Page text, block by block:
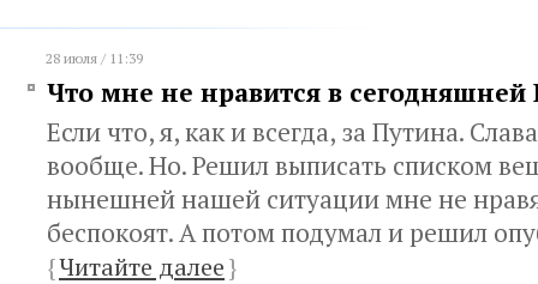
28 июля / 11:39
Что мне не нравится в сегодняшней
Если что, я, как и всегда, за Путина.
вообще. Но. Решил выписать списком
нынешней нашей ситуации мне не
беспокоят. А потом подумал и решил
{Читайте далее}